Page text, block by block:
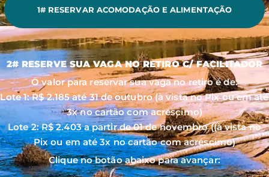
1# RESERVAR ACOMODAÇÃO E ALIMENTAÇÃO
2# RESERVE SUA VAGA NO RETIRO C/ FACILITADOR
O valor para reservar sua vaga no retiro é de:
Lote 1: R$ 2.185 até 31 de outubro (à vista no Pix ou em até
3x no cartão com acréscimo)
Lote 2: R$ 2.403 a partir de 01 de novembro ((à vista no
Pix ou em até 3x no cartão com acréscimo)
Clique no botão abaixo para avançar: